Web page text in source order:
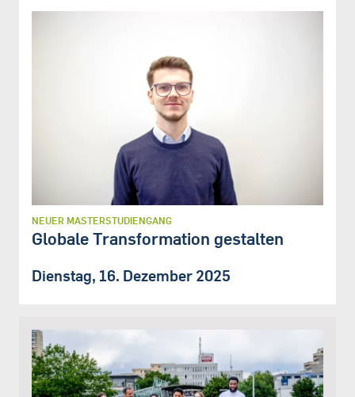
NEUER MASTERSTUDIENGANG
Globale Transformation gestalten
Dienstag, 16. Dezember 2025